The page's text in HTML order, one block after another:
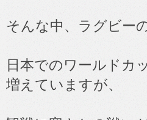
そんな中、ラグビー
日本でのワールドカ
増えていますが、